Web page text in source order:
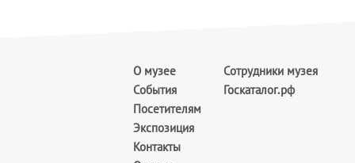
О музее
События
Посетителям
Экспозиция
Контакты
Сотрудники музея
Госкаталог.рф